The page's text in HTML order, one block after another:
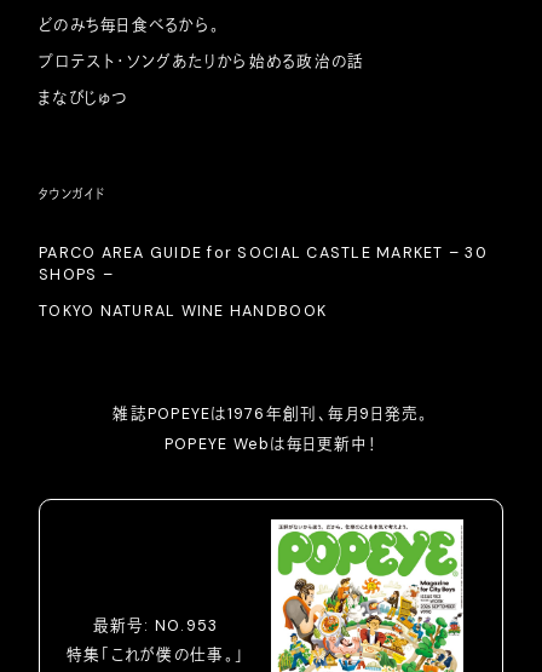
どのみち毎日食べるから。
プロテスト・ソングあたりから始める政治の話
まなびじゅつ
タウンガイド
PARCO AREA GUIDE for SOCIAL CASTLE MARKET – 30
SHOPS –
TOKYO NATURAL WINE HANDBOOK
雑誌POPEYEは1976年創刊、毎月9日発売。
POPEYE Webは毎日更新中！
最新号: NO.953
特集「これが僕の仕事。」